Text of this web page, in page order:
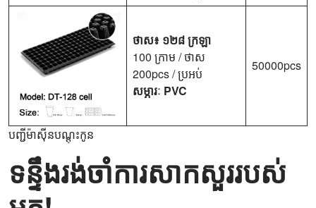
ថាស៖ ១២៨ ក្រឡា
100 ក្រាម / ថាស
200pcs / ប្រអប់
សម្ភារៈ PVC
50000pcs
បញ្ជីម៉ាស៊ីនបណ្តុះកូន
ទន្ទឹងរង់ចាំការសាកសួររបស់